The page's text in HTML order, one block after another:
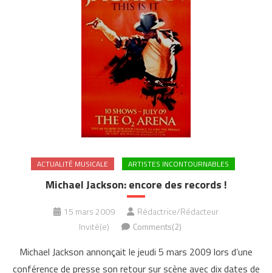
ACTUALITÉ MUSICALE ARTISTES INCONTOURNABLES
Michael Jackson: encore des records !
15 mars 2009
Rédactrice/Rédacteur
Invité(e)
Comments(2)
Michael Jackson annonçait le jeudi 5 mars 2009 lors d’une
conférence de presse son retour sur scène avec dix dates de